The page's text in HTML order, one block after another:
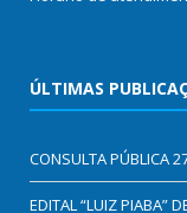
ÚLTIMAS
CONSULTA PÚBLICA
EDITAL “LUIZ PIABA”